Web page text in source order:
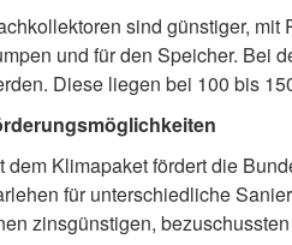
sind günstiger,
und für den Speicher. Bei
Diese liegen bei 100 bis
dem Klimapaket fördert die
für unterschiedliche
zinsgünstigen,